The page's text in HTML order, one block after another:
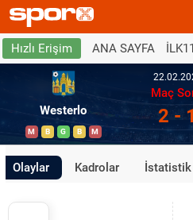
Hızlı Erişim ANA SAYFA
Westerlo
M B G B M
Maç
2 - 1
Olaylar Kadrolar İstatistik